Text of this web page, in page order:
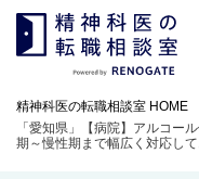
精神科医の転職相談室 HOME
「愛知県」【病院】アルコー
期～慢性期まで幅広く対応して